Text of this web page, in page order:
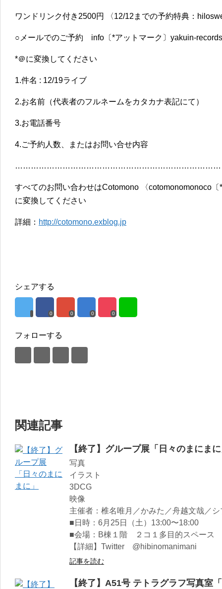
ワンドリンク付き2500円 〈12/12までの予約特典：
○メールでのご予約 info〔*アットマーク〕yakuin-
*＠に変換してください
1.件名 : 12/19ライブ
2.お名前（代表者のフルネームをカタカナ表記にて）
3.お電話番号
4.ご予約人数、またはお問い合せ内容
すべてのお問い合わせはCotomono 〈cotomonomonoco
に変換してください
詳細： http://cotomono.exblog.jp
シェアする
0 0 0 0
フォローする
関連記事
【終了】グループ展「日々のまにま
写真
イラスト
3DCG
映像
主催者：椎名唯月／かみた／舟越文哉／シ
■日時：6月25日（土）13:00〜18:00
■会場：B棟１階 ２コ１多目的スペース
【詳細】Twitter @hibinomanimani
記事を読む
【終了】A51号 テトラグラフ写真室